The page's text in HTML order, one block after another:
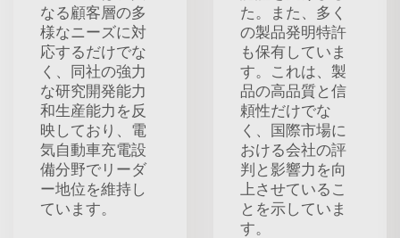
なる顧客層の多
様なニーズに対
応するだけでな
く、同社の強力
な研究開発能力
和生産能力を反
映しており、電
気自動車充電設
備分野でリーダ
ー地位を維持し
ています。
た。また、多く
の製品発明特許
も保有していま
す。これは、製
品の高品質と信
頼性だけでな
く、国際市場に
おける会社の評
判と影響力を向
上させているこ
とを示していま
す。